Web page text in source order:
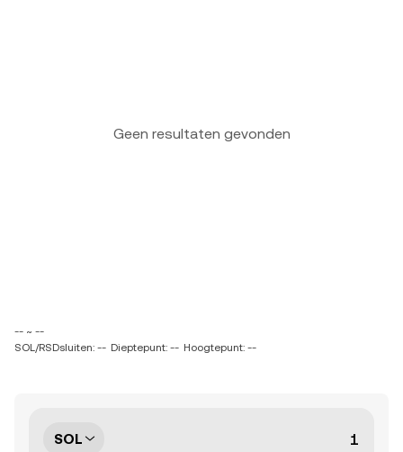
Geen resultaten gevonden
-- ~ --
SOL/RSDsluiten: -- Dieptepunt: -- Hoogtepunt: --
SOL